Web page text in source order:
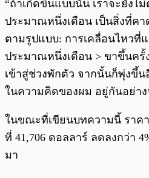
“ถ้าเกิดขึ้นแบบนั้น เราจะยังไ
ประมาณหนึ่งเดือน เป็นสิ่งที่ค
ตามรูปแบบ: การเคลื่อนไหวที่
ประมาณหนึ่งเดือน > ขาขึ้นครั้
เข้าสู่ช่วงพักตัว จากนั้นก็พุ่งขึ้
ในความคิดของผม อยู่กันอย่า
ในขณะที่เขียนบทความนี้ ราค
ที่ 41,706 ดอลลาร์ ลดลงกว่า
มา